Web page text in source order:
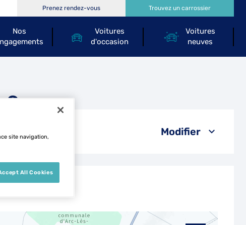
Nos
Voitures
d'occasion
Voitures
neuves
Prenez rendez-vous Trouvez un carrossier
Gray
Modifier
site navigation,
All Cookies